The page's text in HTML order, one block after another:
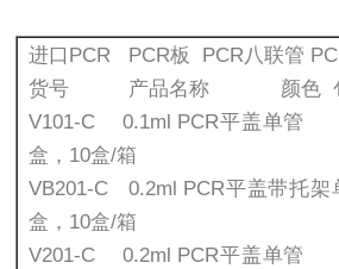
进口PCR PCR板 PCR八联管
货号 产品名称 颜色 包
V101-C 0.1ml PCR平盖单
盒，10盒/箱
VB201-C 0.2ml PCR平盖带托架
盒，10盒/箱
V201-C 0.2ml PCR平盖单